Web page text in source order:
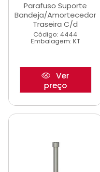
Parafuso Suporte
Bandeja/Amortecedor
Traseira C/d
Código: 4444
Embalagem: KT
Ver
preço